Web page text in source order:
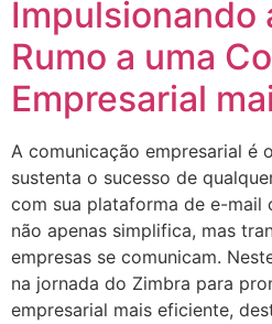
Impulsionando
Rumo a uma
Empresarial
A comunicação empresarial é
sustenta o sucesso de
com sua plataforma de e-mail
não apenas simplifica, mas
empresas se comunicam.
na jornada do Zimbra para
empresarial mais eficiente,